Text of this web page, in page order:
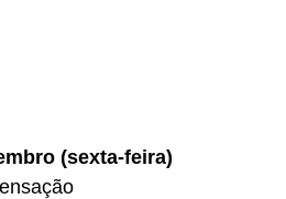
(sexta-feira)